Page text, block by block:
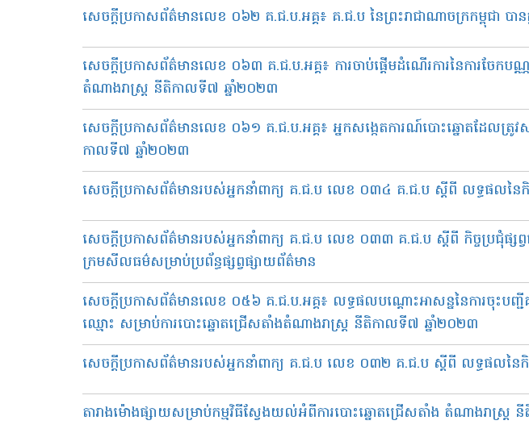
សេចក្តីប្រកាសព័ត៌មានលេខ ០៦២ គ.ជ.ប.អគ្គ៖ គ.ជ.ប នៃព្រះរាជាណាចក្រកម្ពុជា បា
សេចក្តីប្រកាសព័ត៌មានលេខ ០៦៣ គ.ជ.ប.អគ្គ៖ ការចាប់ផ្ដើមដំណើរការនៃការចែកបណ្
តំណាងរាស្រ្ត នីតិកាលទី៧ ឆ្នាំ២០២៣
សេចក្តីប្រកាសព័ត៌មានលេខ ០៦១ គ.ជ.ប.អគ្គ៖ អ្នកសង្កេតការណ៍បោះឆ្នោតដែលត្រូវ
កាលទី៧ ឆ្នាំ២០២៣
សេចក្តីប្រកាសព័ត៌មានរបស់អ្នកនាំពាក្យ គ.ជ​.ប លេខ ០៣៤ គ.ជ​.ប ស្តីពី លទ្ធផលនៃកិច្
សេចក្តីប្រកាសព័ត៌មានរបស់អ្នកនាំពាក្យ គ.ជ.ប លេខ ០៣៣ គ.ជ.ប ស្តីពី កិច្ចប្រជុំផ្ស
ក្រមសីលធម៌សម្រាប់ប្រព័ន្ធផ្សព្វផ្សាយព័ត៌មាន
សេចក្តីប្រកាសព័ត៌មានលេខ ០៥៦ គ.ជ.ប.អគ្គ៖ លទ្ធផលបណ្ដោះអាសន្ននៃការចុះ
ឈ្មោះ សម្រាប់ការបោះឆ្នោតជ្រើសតាំងតំណាងរាស្រ្ត នីតិកាលទី៧ ឆ្នាំ២០២៣
សេចក្តីប្រកាសព័ត៌មានរបស់អ្នកនាំពាក្យ គ.ជ.ប លេខ ០៣២ គ.ជ.ប​ ស្តីពី លទ្ធផលនៃកិច្
តារាងម៉ោងផ្សាយសម្រាប់កម្មវិធីស្វែងយល់អំពីការបោះឆ្នោតជ្រើសតាំង តំណាងរាស្ត្រ